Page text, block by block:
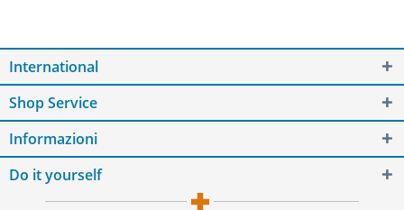
International
Shop Service
Informazioni
Do it yourself